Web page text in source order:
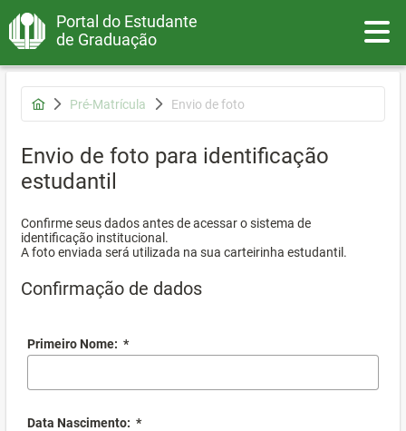
Portal do Estudante
de Graduação
Pré-Matrícula Envio de foto
Envio de foto para identificação
estudantil
Confirme seus dados antes de acessar o sistema de
identificação institucional.
A foto enviada será utilizada na sua carteirinha estudantil.
Confirmação de dados
Primeiro Nome: *
Data Nascimento: *